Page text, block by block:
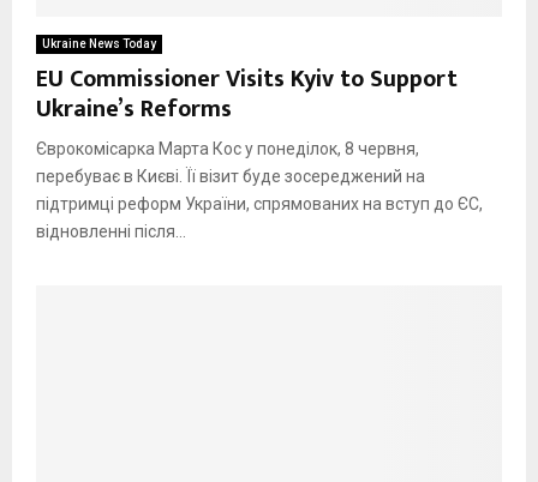
Ukraine News Today
EU Commissioner Visits Kyiv to Support
Ukraine’s Reforms
Єврокомісарка Марта Кос у понеділок, 8 червня,
перебуває в Києві. Її візит буде зосереджений на
підтримці реформ України, спрямованих на вступ до ЄС,
відновленні після...